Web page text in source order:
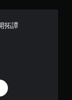
拓譚